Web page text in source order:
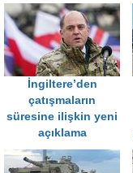
İngiltere’den
çatışmaların
süresine ilişkin yeni
açıklama